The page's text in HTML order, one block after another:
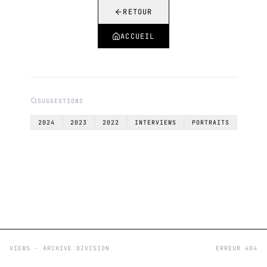
RETOUR
ACCUEIL
SUGGESTIONS
2024 2023 2022 INTERVIEWS PORTRAITS
VIEWS - ARCHIVE DIVISION ERREUR 404